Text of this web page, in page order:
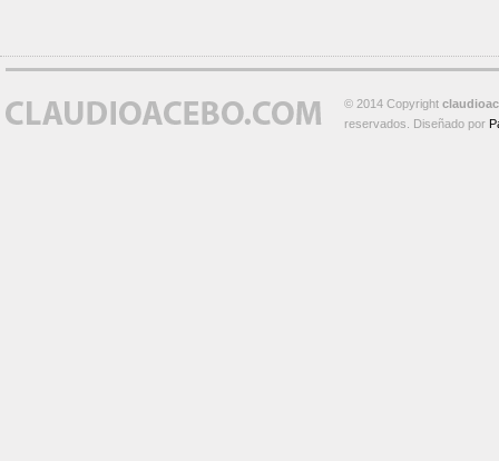
© 2014 Copyright
reservados. Diseñado por